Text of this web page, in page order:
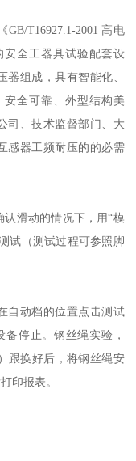
T16927.1-2001 高电
全工器具试验配套设
组成，具有智能化、
全可靠、外型结构美
司、技术监督部门、大
感器工频耐压的的必需
滑动的情况下，用“模
试（测试过程可参照脚
自动档的位置点击测试
停止。钢丝绳实验，
跟换好后，将钢丝绳安
印报表。